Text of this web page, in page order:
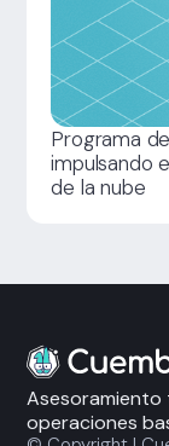
Programa
impulsando
de la nube
Asesoramiento
operaciones